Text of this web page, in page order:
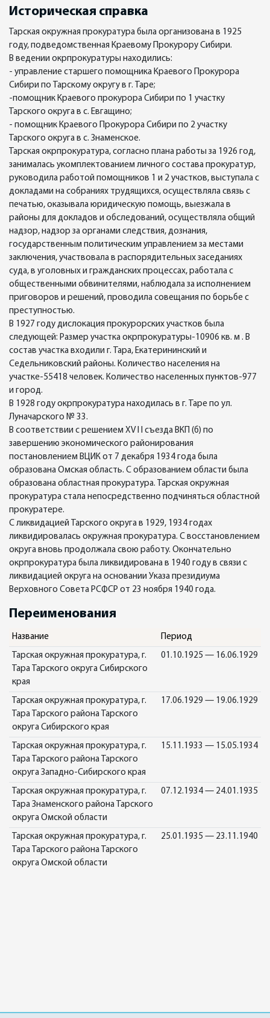
Историческая справка
Тарская окружная прокуратура была организована в 1925
году, подведомственная Краевому Прокурору Сибири.
В ведении окрпрокуратуры находились:
- управление старшего помощника Краевого Прокурора
Сибири по Тарскому округу в г. Таре;
-помощник Краевого прокурора Сибири по 1 участку
Тарского округа в с. Евгащино;
- помощник Краевого Прокурора Сибири по 2 участку
Тарского округа в с. Знаменское.
Тарская окрпрокуратура, согласно плана работы за 1926 год,
занималась укомплектованием личного состава прокуратур,
руководила работой помощников 1 и 2 участков, выступала с
докладами на собраниях трудящихся, осуществляла связь с
печатью, оказывала юридическую помощь, выезжала в
районы для докладов и обследований, осуществляла общий
надзор, надзор за органами следствия, дознания,
государственным политическим управлением за местами
заключения, участвовала в распорядительных заседаниях
суда, в уголовных и гражданских процессах, работала с
общественными обвинителями, наблюдала за исполнением
приговоров и решений, проводила совещания по борьбе с
преступностью.
В 1927 году дислокация прокурорских участков была
следующей: Размер участка окрпрокуратуры-10906 кв. м . В
состав участка входили г. Тара, Екатерининский и
Седельниковский районы. Количество населения на
участке-55418 человек. Количество населенных пунктов-977
и город.
В 1928 году окрпрокуратура находилась в г. Таре по ул.
Луначарского № 33.
В соответствии с решением XV l l съезда ВКП (б) по
завершению экономического районирования
постановлением ВЦИК от 7 декабря 1934 года была
образована Омская область. С образованием области была
образована областная прокуратура. Тарская окружная
прокуратура стала непосредственно подчиняться областной
прокуратере.
С ликвидацией Тарского округа в 1929, 1934 годах
ликвидировалась окружная прокуратура. С восстановлением
округа вновь продолжала свою работу. Окончательно
окрпрокуратура была ликвидирована в 1940 году в связи с
ликвидацией округа на основании Указа президиума
Верховного Совета РСФСР от 23 ноября 1940 года.
Переименования
Название Период
Тарская окружная прокуратура, г.
Тара Тарского округа Сибирского
края
01.10.1925 — 16.06.1929
Тарская окружная прокуратура, г.
Тара Тарского района Тарского
округа Сибирского края
17.06.1929 — 19.06.1929
Тарская окружная прокуратура, г.
Тара Тарского района Тарского
округа Западно-Сибирского края
15.11.1933 — 15.05.1934
Тарская окружная прокуратура, г.
Тара Знаменского района Тарского
округа Омской области
07.12.1934 — 24.01.1935
Тарская окружная прокуратура, г.
Тара Тарского района Тарского
округа Омской области
25.01.1935 — 23.11.1940